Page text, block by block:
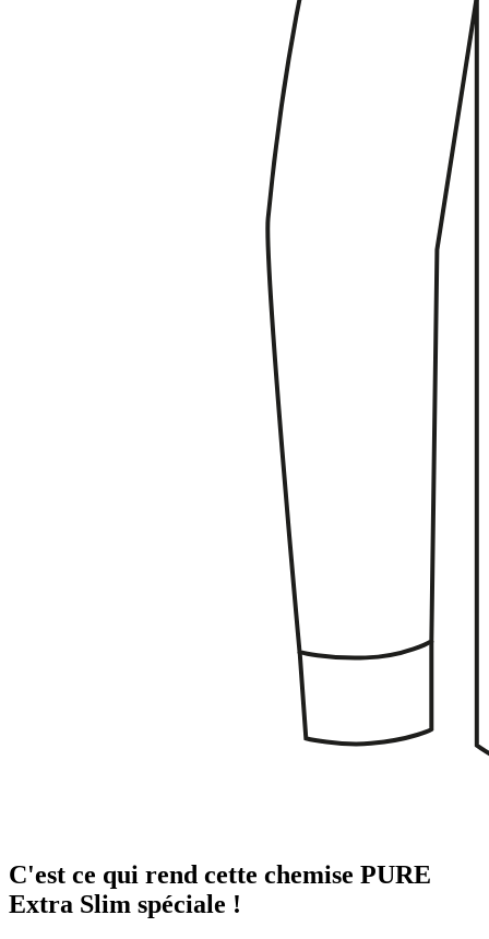
C'est ce qui rend cette chemise PURE
Extra Slim spéciale !